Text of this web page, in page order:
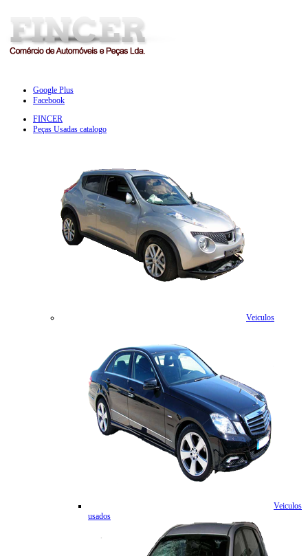
Google Plus
Facebook
FINCER
Peças Usadas catalogo
Veiculos
Veiculos
usados